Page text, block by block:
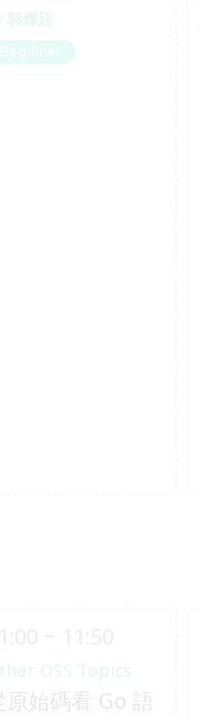
郭燁廷
Beginner
OSS Topics
原始碼看 Go 語